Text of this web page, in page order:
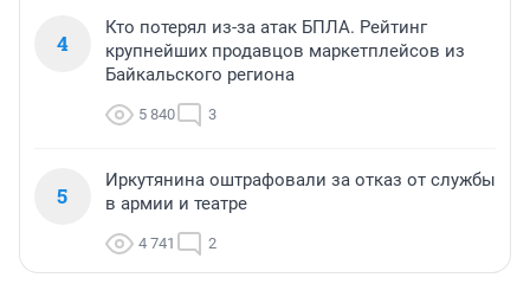
4
Кто потерял из-за атак БПЛА. Рейтинг
крупнейших продавцов маркетплейсов из
Байкальского региона
5 840 3
5
Иркутянина оштрафовали за отказ от службы
в армии и театре
4 741 2